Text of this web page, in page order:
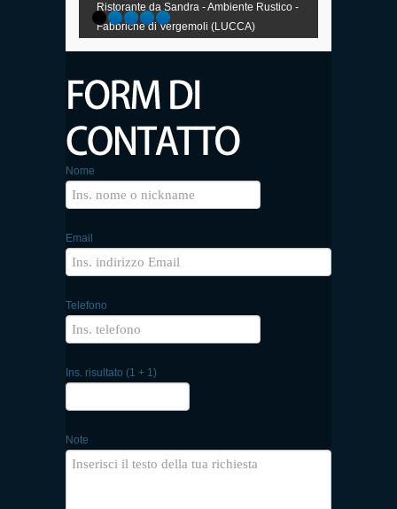
Ristorante da Sandra - Ambiente Rustico -
Fabbriche di Vergemoli (LUCCA)
Nome
Email
Telefono
Ins. risultato (1 + 1)
Note